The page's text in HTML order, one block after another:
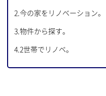
2.今の家をリノベーション。
3.物件から探す。
4.2世帯でリノベ。